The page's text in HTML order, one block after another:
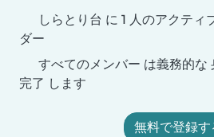
しらとり台 に 1 人のアクティ
ダー
すべてのメンバー は義務的な
完了 します
無料で登録す